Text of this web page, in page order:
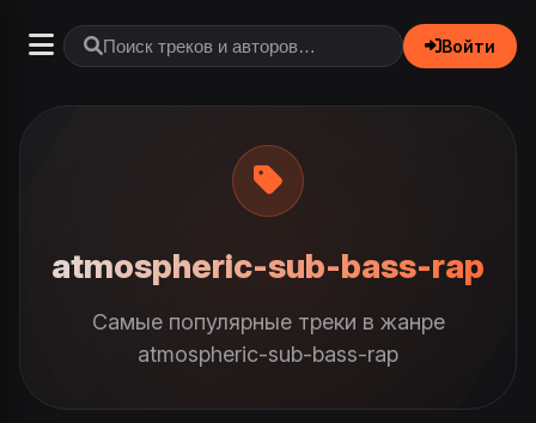
Войти
atmospheric-sub-bass-rap
Самые популярные треки в жанре
atmospheric-sub-bass-rap